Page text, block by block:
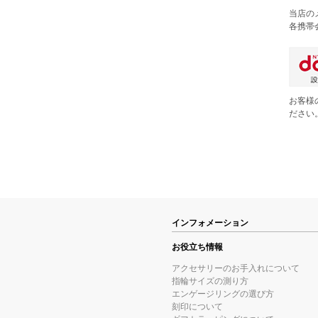
当店の
各携帯
お客様
ださい
インフォメーション
お役立ち情報
アクセサリーのお手入れについて
指輪サイズの測り方
エンゲージリングの選び方
刻印について